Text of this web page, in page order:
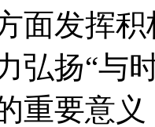
面发挥
扬“与时
重要意